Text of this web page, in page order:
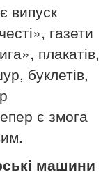
випуск
газети
плакатів,
буклетів,
є змога
машини